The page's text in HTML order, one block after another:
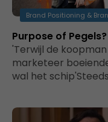
Brand Positioning &
Purpose of Pegels?
'Terwijl de
marketeer
wal het